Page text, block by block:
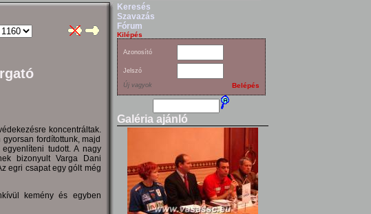
koncentráltak.
fordítottunk, majd
tudott. A nagy
bizonyult Varga Dani
egri csapat egy gólt még
kemény és egyben
Keresés
Szavazás
Fórum
Kilépés
Azonosító
Jelszó
Új vagyok Belépés
Galéria ajánló